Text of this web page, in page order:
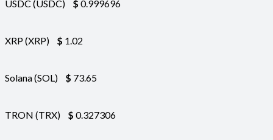
USDC (USDC) $ 0.999696
XRP (XRP) $ 1.02
Solana (SOL) $ 73.65
TRON (TRX) $ 0.327306